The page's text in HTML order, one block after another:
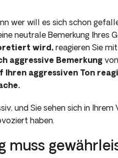
wer will es sich schon
neutrale Bemerkung Ihres
wird, reagieren Sie
aggressive Bemerkung
aggressiven Ton
und Sie sehen sich in
haben.
muss